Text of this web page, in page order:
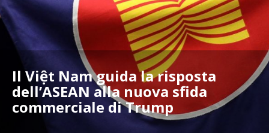
Il Việt Nam guida la risposta
dell’ASEAN alla nuova sfida
commerciale di Trump